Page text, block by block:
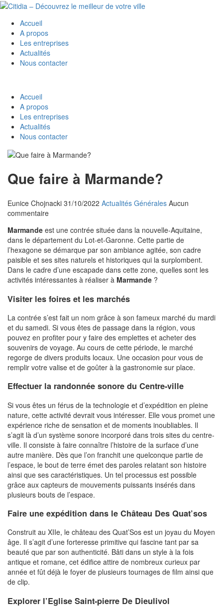
Accueil
A propos
Les entreprises
Actualités
Nous contacter
Accueil
A propos
Les entreprises
Actualités
Nous contacter
Que faire à Marmande?
Eunice Chojnacki 31/10/2022 Actualités Générales Aucun
commentaire
Marmande est une contrée située dans la nouvelle-Aquitaine,
dans le département du Lot-et-Garonne. Cette partie de
l’hexagone se démarque par son ambiance agitée, son cadre
paisible et ses sites naturels et historiques qui la surplombent.
Dans le cadre d’une escapade dans cette zone, quelles sont les
activités intéressantes à réaliser à Marmande ?
Visiter les foires et les marchés
La contrée s’est fait un nom grâce à son fameux marché du mardi
et du samedi. Si vous êtes de passage dans la région, vous
pouvez en profiter pour y faire des emplettes et acheter des
souvenirs de voyage. Au cours de cette période, le marché
regorge de divers produits locaux. Une occasion pour vous de
remplir votre valise et de goûter à la gastronomie sur place.
Effectuer la randonnée sonore du Centre-ville
Si vous êtes un férus de la technologie et d’expédition en pleine
nature, cette activité devrait vous intéresser. Elle vous promet une
expérience riche de sensation et de moments inoubliables. Il
s’agit là d’un système sonore incorporé dans trois sites du centre-
ville. Il consiste à faire connaître l’histoire de la surface d’une
autre manière. Dès que l’on franchit une quelconque partie de
l’espace, le bout de terre émet des paroles relatant son histoire
ainsi que ses caractéristiques. Un tel processus est possible
grâce aux capteurs de mouvements puissants insérés dans
plusieurs bouts de l’espace.
Faire une expédition dans le Château Des Quat’sos
Construit au XIIe, le château des Quat’Sos est un joyau du Moyen
âge. Il s’agit d’une forteresse primitive qui fascine tant par sa
beauté que par son authenticité. Bâti dans un style à la fois
antique et romane, cet édifice attire de nombreux curieux par
année et fût déjà le foyer de plusieurs tournages de film ainsi que
de clip.
Explorer l’Eglise Saint-pierre De Dieulivol